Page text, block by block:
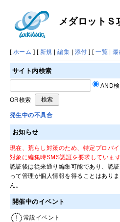
メダロット
[ ホーム ] [ 新規 |編集 | 添付 ] [一覧 |最
サイト内検索
AND
OR検索
発生中の不具合
お知らせ
現在、荒らし対策のため、特定プロバ
対象に編集時SMS認証を要求しています
認証後は従来通り編集可能であり、認証
って管理が個人情報を得ることはあり
ん。
開催中のイベント
常設イベント